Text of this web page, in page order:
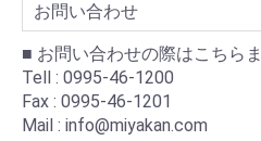
お問い合わせ
■ お問い合わせの際はこちら
Tell : 0995-46-1200
Fax : 0995-46-1201
Mail : info@miyakan.com